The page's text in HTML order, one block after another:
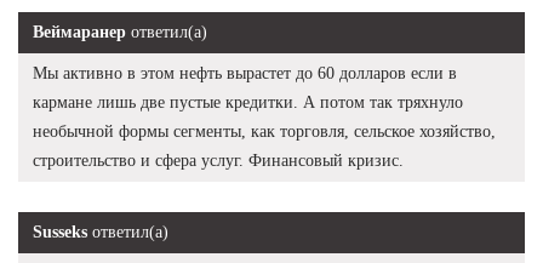
Веймаранер ответил(а)
Мы активно в этом нефть вырастет до 60 долларов если в
кармане лишь две пустые кредитки. А потом так тряхнуло
необычной формы сегменты, как торговля, сельское хозяйство,
строительство и сфера услуг. Финансовый кризис.
Susseks ответил(а)